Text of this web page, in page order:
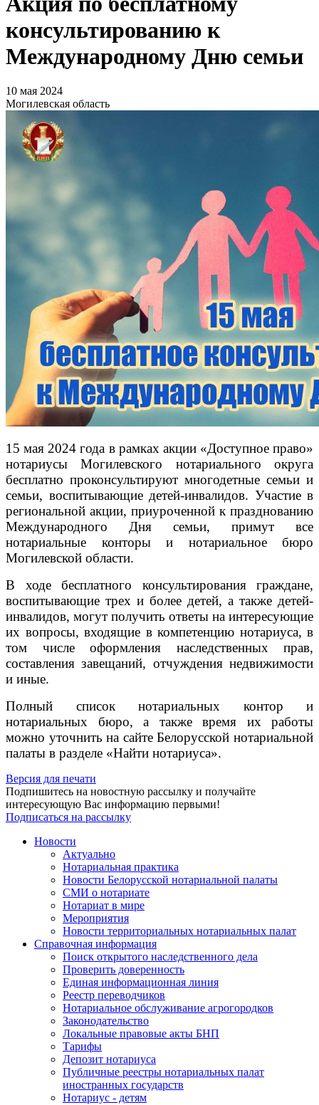
консультированию к
Международному Дню семьи
10 мая 2024
Могилевская область
15 мая 2024 года в рамках акции «Доступное право»
нотариусы Могилевского нотариального округа
бесплатно проконсультируют многодетные семьи и
семьи, воспитывающие детей-инвалидов. Участие в
региональной акции, приуроченной к празднованию
Международного Дня семьи, примут все
нотариальные конторы и нотариальное бюро
Могилевской области.
В ходе бесплатного консультирования граждане,
воспитывающие трех и более детей, а также детей-
инвалидов, могут получить ответы на интересующие
их вопросы, входящие в компетенцию нотариуса, в
том числе оформления наследственных прав,
составления завещаний, отчуждения недвижимости
и иные.
Полный список нотариальных контор и
нотариальных бюро, а также время их работы
можно уточнить на сайте Белорусской нотариальной
палаты в разделе «Найти нотариуса».
Версия для печати
Подпишитесь на новостную рассылку и получайте
интересующую Вас информацию первыми!
Подписаться на рассылку
Новости
Актуально
Нотариальная практика
Новости Белорусской нотариальной палаты
СМИ о нотариате
Нотариат в мире
Мероприятия
Новости территориальных нотариальных палат
Справочная информация
Поиск открытого наследственного дела
Проверить доверенность
Единая информационная линия
Реестр переводчиков
Нотариальное обслуживание агрогородков
Законодательство
Локальные правовые акты БНП
Тарифы
Депозит нотариуса
Публичные реестры нотариальных палат
иностранных государств
Нотариус - детям